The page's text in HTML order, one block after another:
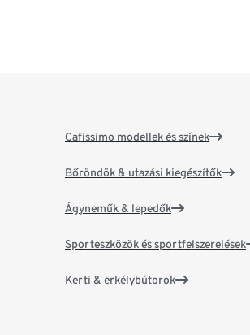
Cafissimo modellek és színek
Bőröndök & utazási kiegészítők
Ágyneműk & lepedők
Sporteszközök és sportfelszerelések
Kerti & erkélybútorok